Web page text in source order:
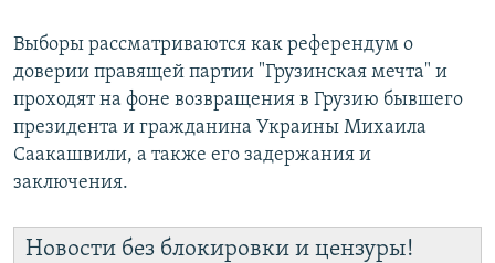
Выборы рассматриваются как референдум о
доверии правящей партии "Грузинская мечта" и
проходят на фоне возвращения в Грузию бывшего
президента и гражданина Украины Михаила
Саакашвили, а также его задержания и
заключения.
Новости без блокировки и цензуры!